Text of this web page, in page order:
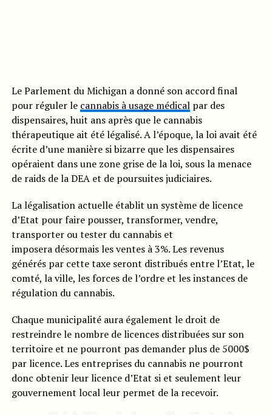
Le Parlement du Michigan a donné son accord final
pour réguler le cannabis à usage médicalpar des
dispensaires, huit ans après que le cannabis
thérapeutique ait été légalisé. A l’époque, la loi avait été
écrite d’une manière si bizarre que les dispensaires
opéraient dans une zone grise de la loi, sous la menace
de raids de la DEA et de poursuites judiciaires.
La légalisation actuelle établit un système de licence
d’Etat pour faire pousser, transformer, vendre,
transporter ou tester du cannabis et
imposera désormais les ventes à 3%. Les revenus
générés par cette taxe seront distribués entre l’Etat, le
comté, la ville, les forces de l’ordre et les instances de
régulation du cannabis.
Chaque municipalité aura également le droit de
restreindre le nombre de licences distribuées sur son
territoire et ne pourront pas demander plus de 5000$
par licence. Les entreprises du cannabis ne pourront
donc obtenir leur licence d’Etat si et seulement leur
gouvernement local leur permet de la recevoir.